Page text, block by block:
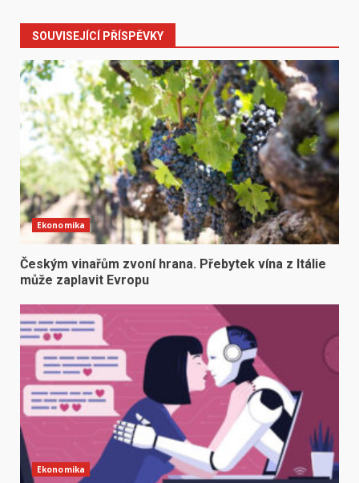
SOUVISEJÍCÍ PŘÍSPĚVKY
Ekonomika
Českým vinařům zvoní hrana. Přebytek vína z Itálie
může zaplavit Evropu
Ekonomika